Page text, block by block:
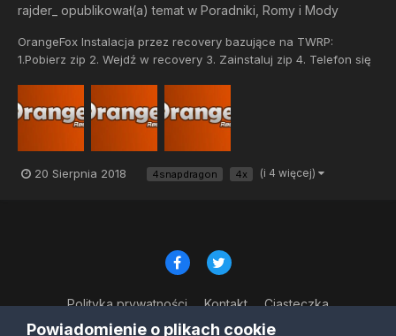
rajder_ opublikował(a) temat w Poradniki, Romy i Mody
OrangeFox Instalacja przez recovery bazujące na TWRP:
1.Pobierz zip 2. Wejdź w recovery 3. Zainstaluj zip 4. Telefon się
snapdragon-roms-kerne...
20 Sierpnia 2018 4snapdragon 4x (i 4 więcej)
Polityka prywatności Kontakt Ciasteczka
© Copyright 2023
Powiadomienie o plikach cookie